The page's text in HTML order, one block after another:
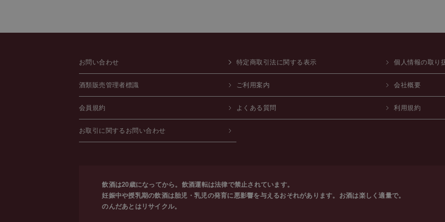
お問い合わせ 特定商取引法に関する表示 個人情報の取り
酒類販売管理者標識 ご利用案内 会社概要
会員規約 よくある質問 利用規約
お取引に関するお問い合わせ
飲酒は20歳になってから。飲酒運転は法律で禁止されています。
妊娠中や授乳期の飲酒は胎児・乳児の発育に悪影響を与えるおそれがあります。お酒は楽しく適量で。
のんだあとはリサイクル。